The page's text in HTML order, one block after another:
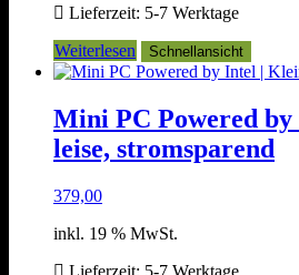
Lieferzeit: 5-7 Werktage
Weiterlesen
Schnellansicht
Mini PC Powered
leise, stromsparend
379,00
inkl. 19 % MwSt.